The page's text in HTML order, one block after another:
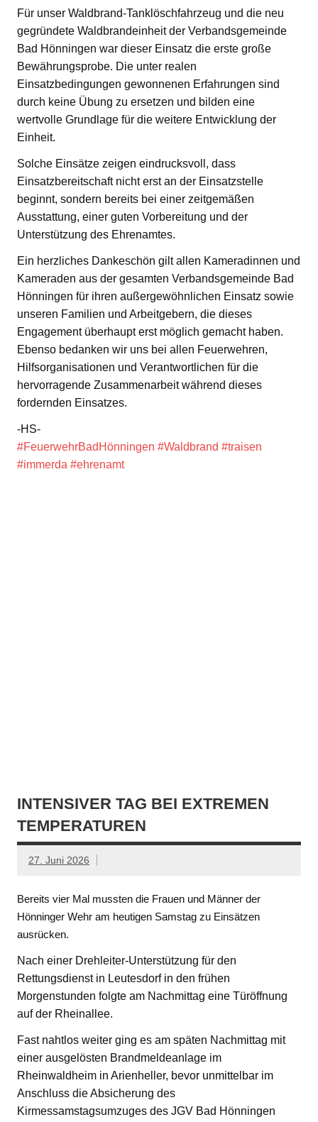
Für unser Waldbrand-Tanklöschfahrzeug und die neu
gegründete Waldbrandeinheit der Verbandsgemeinde
Bad Hönningen war dieser Einsatz die erste große
Bewährungsprobe. Die unter realen
Einsatzbedingungen gewonnenen Erfahrungen sind
durch keine Übung zu ersetzen und bilden eine
wertvolle Grundlage für die weitere Entwicklung der
Einheit.
Solche Einsätze zeigen eindrucksvoll, dass
Einsatzbereitschaft nicht erst an der Einsatzstelle
beginnt, sondern bereits bei einer zeitgemäßen
Ausstattung, einer guten Vorbereitung und der
Unterstützung des Ehrenamtes.
Ein herzliches Dankeschön gilt allen Kameradinnen und
Kameraden aus der gesamten Verbandsgemeinde Bad
Hönningen für ihren außergewöhnlichen Einsatz sowie
unseren Familien und Arbeitgebern, die dieses
Engagement überhaupt erst möglich gemacht haben.
Ebenso bedanken wir uns bei allen Feuerwehren,
Hilfsorganisationen und Verantwortlichen für die
hervorragende Zusammenarbeit während dieses
fordernden Einsatzes.
-HS-
#FeuerwehrBadHönningen #Waldbrand #traisen
#immerda #ehrenamt
INTENSIVER TAG BEI EXTREMEN
TEMPERATUREN
27. Juni 2026
Bereits vier Mal mussten die Frauen und Männer der
Hönninger Wehr am heutigen Samstag zu Einsätzen
ausrücken.
Nach einer Drehleiter-Unterstützung für den
Rettungsdienst in Leutesdorf in den frühen
Morgenstunden folgte am Nachmittag eine Türöffnung
auf der Rheinallee.
Fast nahtlos weiter ging es am späten Nachmittag mit
einer ausgelösten Brandmeldeanlage im
Rheinwaldheim in Arienheller, bevor unmittelbar im
Anschluss die Absicherung des
Kirmessamstagsumzuges des JGV Bad Hönningen